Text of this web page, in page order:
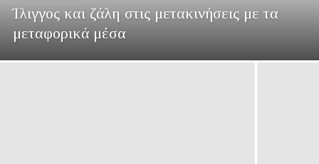
Ίλιγγος και ζάλη στις μετακινήσεις με τα
μεταφορικά μέσα